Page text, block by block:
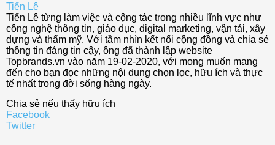
Tiến Lê
Tiến Lê từng làm việc và cộng tác trong nhiều lĩnh vực như
công nghệ thông tin, giáo dục, digital marketing, vận tải, xây
dựng và thẩm mỹ. Với tầm nhìn kết nối cộng đồng và chia sẻ
thông tin đáng tin cậy, ông đã thành lập website
Topbrands.vn vào năm 19-02-2020, với mong muốn mang
đến cho bạn đọc những nội dung chọn lọc, hữu ích và thực
tế nhất trong đời sống hàng ngày.
Chia sẻ nếu thấy hữu ích
Facebook
Twitter